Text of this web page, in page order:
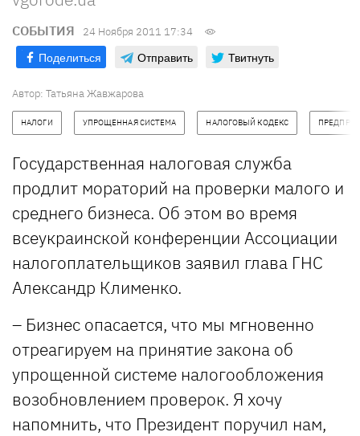
СОБЫТИЯ 24 Ноября 2011 17:34
Поделиться Отправить Твитнуть
Автор: Татьяна Жавжарова
НАЛОГИ УПРОЩЕННАЯ СИСТЕМА НАЛОГОВЫЙ КОДЕКС
Государственная налоговая служба
продлит мораторий на проверки малого и
среднего бизнеса. Об этом во время
всеукраинской конференции Ассоциации
налогоплательщиков заявил глава ГНС
Александр Клименко.
– Бизнес опасается, что мы мгновенно
отреагируем на принятие закона об
упрощенной системе налогообложения
возобновлением проверок. Я хочу
напомнить, что Президент поручил нам,